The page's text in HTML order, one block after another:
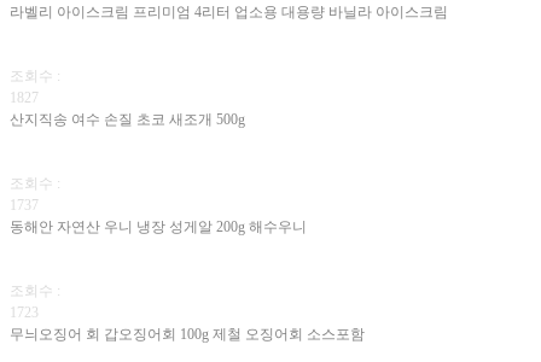
라벨리 아이스크림 프리미엄 4리터 업소용 대용량 바닐라 아이스크림
조회수 :
1827
산지직송 여수 손질 초코 새조개 500g
조회수 :
1737
동해안 자연산 우니 냉장 성게알 200g 해수우니
조회수 :
1723
무늬오징어 회 갑오징어회 100g 제철 오징어회 소스포함